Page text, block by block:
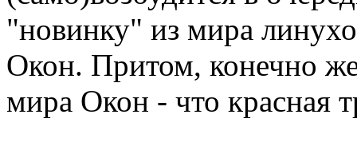
"новинку" из мира
Окон. Притом, конечно
мира Окон - что красная